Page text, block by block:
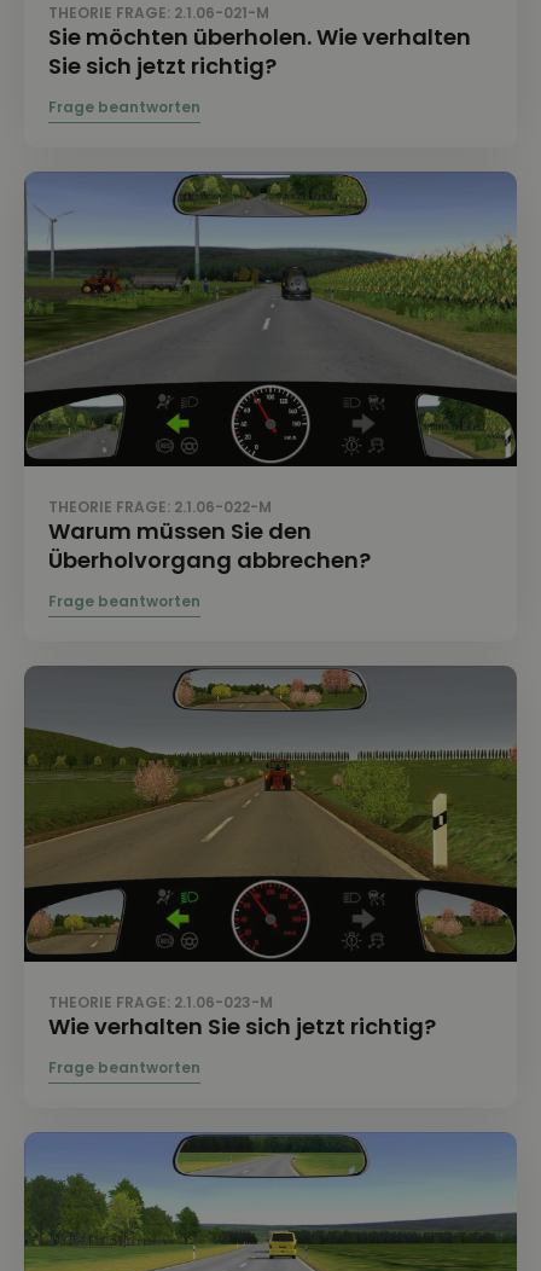
THEORIE FRAGE: 2.1.06-021-M
Sie möchten überholen. Wie verhalten
Sie sich jetzt richtig?
THEORIE FRAGE: 2.1.06-022-M
Warum müssen Sie den
Überholvorgang abbrechen?
THEORIE FRAGE: 2.1.06-023-M
Wie verhalten Sie sich jetzt richtig?